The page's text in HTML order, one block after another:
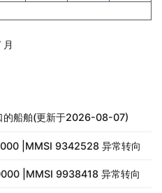
月
的船舶(更新于2026-08-07)
|MMSI 9342528 异常转向
|MMSI 9938418 异常转向